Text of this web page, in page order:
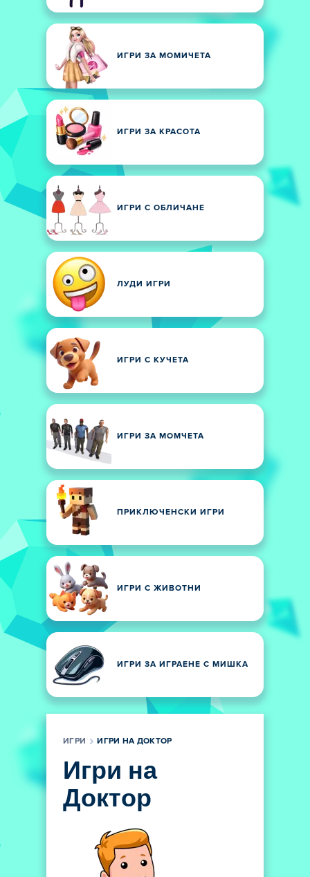
ИГРИ ЗА МОМИЧЕТА
ИГРИ ЗА КРАСОТА
ИГРИ С ОБЛИЧАНЕ
ЛУДИ ИГРИ
ИГРИ С КУЧЕТА
ИГРИ ЗА МОМЧЕТА
ПРИКЛЮЧЕНСКИ ИГРИ
ИГРИ С ЖИВОТНИ
ИГРИ ЗА ИГРАЕНЕ С МИШКА
ИГРИ ИГРИ НА ДОКТОР
Игри на
Доктор